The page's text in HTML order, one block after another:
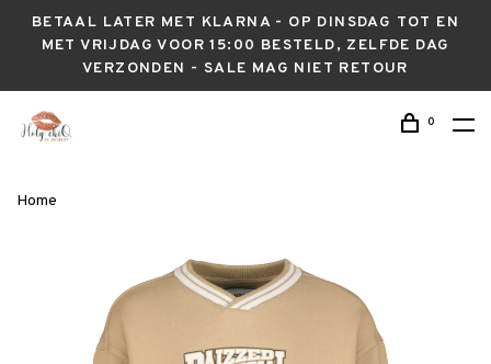
BETAAL LATER MET KLARNA - OP DINSDAG TOT EN
MET VRIJDAG VOOR 15:00 BESTELD, ZELFDE DAG
VERZONDEN - SALE MAG NIET RETOUR
0
Home